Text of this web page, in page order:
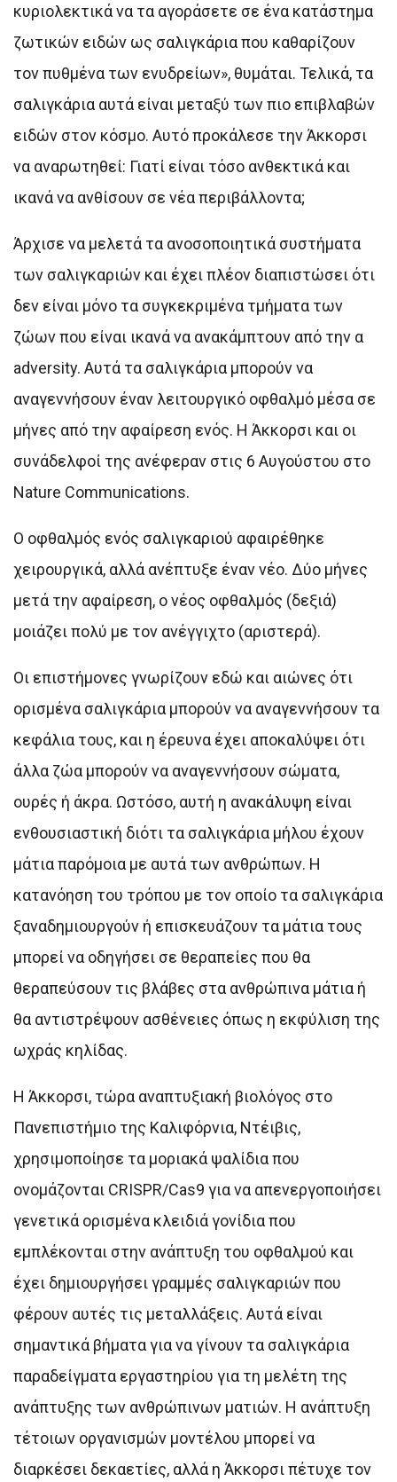
κυριολεκτικά να τα αγοράσετε σε ένα κατάστημα
ζωτικών ειδών ως σαλιγκάρια που καθαρίζουν
τον πυθμένα των ενυδρείων», θυμάται. Τελικά, τα
σαλιγκάρια αυτά είναι μεταξύ των πιο επιβλαβών
ειδών στον κόσμο. Αυτό προκάλεσε την Άκκορσι
να αναρωτηθεί: Γιατί είναι τόσο ανθεκτικά και
ικανά να ανθίσουν σε νέα περιβάλλοντα;
Άρχισε να μελετά τα ανοσοποιητικά συστήματα
των σαλιγκαριών και έχει πλέον διαπιστώσει ότι
δεν είναι μόνο τα συγκεκριμένα τμήματα των
ζώων που είναι ικανά να ανακάμπτουν από την α
adversity. Αυτά τα σαλιγκάρια μπορούν να
αναγεννήσουν έναν λειτουργικό οφθαλμό μέσα σε
μήνες από την αφαίρεση ενός. Η Άκκορσι και οι
συνάδελφοί της ανέφεραν στις 6 Αυγούστου στο
Nature Communications.
Ο οφθαλμός ενός σαλιγκαριού αφαιρέθηκε
χειρουργικά, αλλά ανέπτυξε έναν νέο. Δύο μήνες
μετά την αφαίρεση, ο νέος οφθαλμός (δεξιά)
μοιάζει πολύ με τον ανέγγιχτο (αριστερά).
Οι επιστήμονες γνωρίζουν εδώ και αιώνες ότι
ορισμένα σαλιγκάρια μπορούν να αναγεννήσουν τα
κεφάλια τους, και η έρευνα έχει αποκαλύψει ότι
άλλα ζώα μπορούν να αναγεννήσουν σώματα,
ουρές ή άκρα. Ωστόσο, αυτή η ανακάλυψη είναι
ενθουσιαστική διότι τα σαλιγκάρια μήλου έχουν
μάτια παρόμοια με αυτά των ανθρώπων. Η
κατανόηση του τρόπου με τον οποίο τα σαλιγκάρια
ξαναδημιουργούν ή επισκευάζουν τα μάτια τους
μπορεί να οδηγήσει σε θεραπείες που θα
θεραπεύσουν τις βλάβες στα ανθρώπινα μάτια ή
θα αντιστρέψουν ασθένειες όπως η εκφύλιση της
ωχράς κηλίδας.
Η Άκκορσι, τώρα αναπτυξιακή βιολόγος στο
Πανεπιστήμιο της Καλιφόρνια, Ντέιβις,
χρησιμοποίησε τα μοριακά ψαλίδια που
ονομάζονται CRISPR/Cas9 για να απενεργοποιήσει
γενετικά ορισμένα κλειδιά γονίδια που
εμπλέκονται στην ανάπτυξη του οφθαλμού και
έχει δημιουργήσει γραμμές σαλιγκαριών που
φέρουν αυτές τις μεταλλάξεις. Αυτά είναι
σημαντικά βήματα για να γίνουν τα σαλιγκάρια
παραδείγματα εργαστηρίου για τη μελέτη της
ανάπτυξης των ανθρώπινων ματιών. Η ανάπτυξη
τέτοιων οργανισμών μοντέλου μπορεί να
διαρκέσει δεκαετίες, αλλά η Άκκορσι πέτυχε τον